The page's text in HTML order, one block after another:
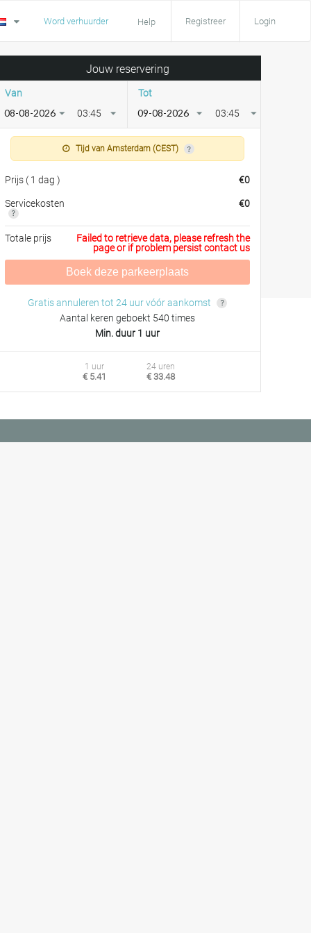
Word verhuurder Help Registreer Login
Jouw reservering
Van
03:45
Tot
03:45
Tijd van Amsterdam (CEST)
Prijs (1 dag ) €0
Servicekosten €0
Totale prijs
Failed to retrieve data, please refresh the
page or if problem persist contact us
Boek deze parkeerplaats
Gratis annuleren tot 24 uur vóór aankomst
Aantal keren geboekt 540 times
Min. duur 1 uur
1 uur
€ 5.41
24 uren
€ 33.48